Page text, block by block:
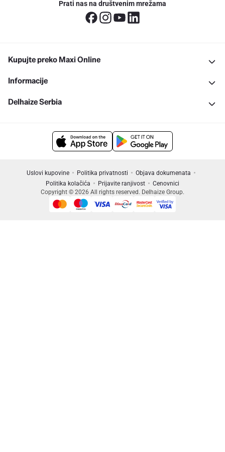
Prati nas na društvenim mrežama
Kupujte preko Maxi Online
Informacije
Delhaize Serbia
Uslovi kupovine Politika privatnosti
Objava dokumenata
Politika kolačića
Prijavite ranjivost
Cenovnici
Copyright © 2026 All rights reserved. Delhaize Group.